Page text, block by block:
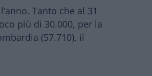
Tanto che al 31
più di 30.000, per la
(57.710), il